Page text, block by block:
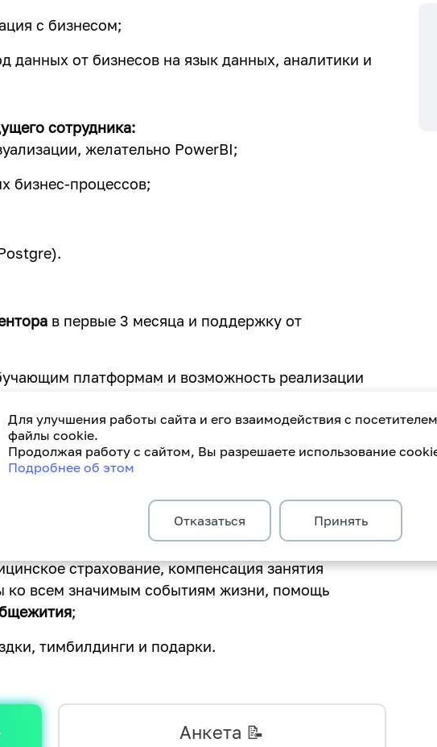
с бизнесом;
данных от бизнесов на язык данных, аналитики и
сотрудника:
желательно PowerBI;
бизнес-процессов;
в первые 3 месяца и поддержку от
платформам и возможность реализации
на карту: фиксированный оклад (мы договоримся
которая зависит от твоей активности;
рост у нас напрямую связан с твоими
вертикально или горизонтально в выбранном
страхование, компенсация занятия
ко всем значимым событиям жизни, помощь
;
тимбилдинги и подарки.
Анкета 📝
Для улучшения работы сайта и его взаимодействия с
файлы cookie.
Продолжая работу с сайтом, Вы разрешаете использование
Подробнее об этом
Отказаться Принять